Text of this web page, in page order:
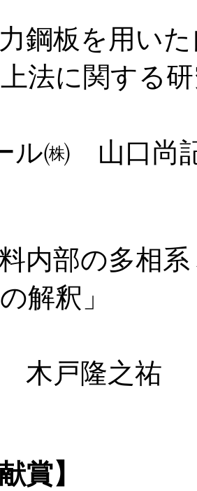
力鋼板を用い
法に関する
ル㈱ 山口尚
料内部の多相
解釈」
木戸隆之祐
賞】